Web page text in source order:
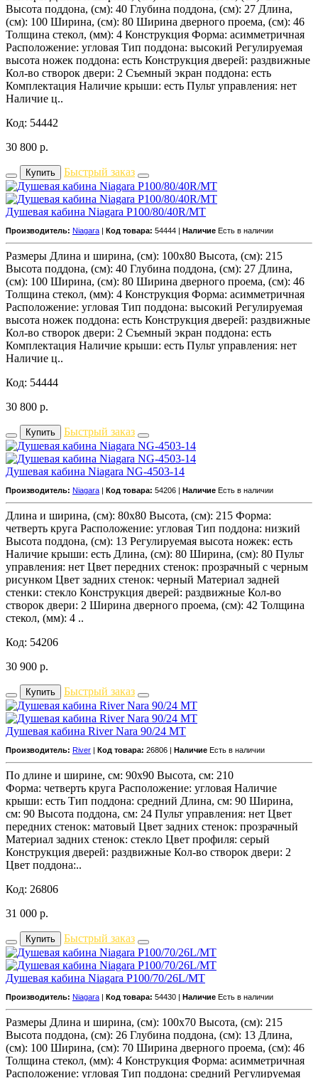
Высота поддона, (см): 40 Глубина поддона, (см): 27 Длина,
(см): 100 Ширина, (см): 80 Ширина дверного проема, (см): 46
Толщина стекол, (мм): 4 Конструкция Форма: асимметричная
Расположение: угловая Тип поддона: высокий Регулируемая
высота ножек поддона: есть Конструкция дверей: раздвижные
Кол-во створок двери: 2 Съемный экран поддона: есть
Комплектация Наличие крыши: есть Пульт управления: нет
Наличие ц..
Код: 54442
30 800 р.
Купить Быстрый заказ
Душевая кабина Niagara P100/80/40R/MT
Производитель: Niagara Код товара: 54444 | Наличие Есть в наличии
Размеры Длина и ширина, (см): 100x80 Высота, (см): 215
Высота поддона, (см): 40 Глубина поддона, (см): 27 Длина,
(см): 100 Ширина, (см): 80 Ширина дверного проема, (см): 46
Толщина стекол, (мм): 4 Конструкция Форма: асимметричная
Расположение: угловая Тип поддона: высокий Регулируемая
высота ножек поддона: есть Конструкция дверей: раздвижные
Кол-во створок двери: 2 Съемный экран поддона: есть
Комплектация Наличие крыши: есть Пульт управления: нет
Наличие ц..
Код: 54444
30 800 р.
Купить Быстрый заказ
Душевая кабина Niagara NG-4503-14
Производитель: Niagara Код товара: 54206 | Наличие Есть в наличии
Длина и ширина, (см): 80x80 Высота, (см): 215 Форма:
четверть круга Расположение: угловая Тип поддона: низкий
Высота поддона, (см): 13 Регулируемая высота ножек: есть
Наличие крыши: есть Длина, (см): 80 Ширина, (см): 80 Пульт
управления: нет Цвет передних стенок: прозрачный с черным
рисунком Цвет задних стенок: черный Материал задней
стенки: стекло Конструкция дверей: раздвижные Кол-во
створок двери: 2 Ширина дверного проема, (см): 42 Толщина
стекол, (мм): 4 ..
Код: 54206
30 900 р.
Купить Быстрый заказ
Душевая кабина River Nara 90/24 MT
Производитель: River Код товара: 26806 | Наличие Есть в наличии
По длине и ширине, см: 90x90 Высота, см: 210
Форма: четверть круга Расположение: угловая Наличие
крыши: есть Тип поддона: средний Длина, см: 90 Ширина,
см: 90 Высота поддона, см: 24 Пульт управления: нет Цвет
передних стенок: матовый Цвет задних стенок: прозрачный
Материал задних стенок: стекло Цвет профиля: серый
Конструкция дверей: раздвижные Кол-во створок двери: 2
Цвет поддона:..
Код: 26806
31 000 р.
Купить Быстрый заказ
Душевая кабина Niagara P100/70/26L/MT
Производитель: Niagara Код товара: 54430 | Наличие Есть в наличии
Размеры Длина и ширина, (см): 100x70 Высота, (см): 215
Высота поддона, (см): 26 Глубина поддона, (см): 13 Длина,
(см): 100 Ширина, (см): 70 Ширина дверного проема, (см): 46
Толщина стекол, (мм): 4 Конструкция Форма: асимметричная
Расположение: угловая Тип поддона: средний Регулируемая